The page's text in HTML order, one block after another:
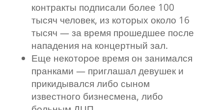
контракты подписали более 100
тысяч человек, из которых около 16
тысяч — за время прошедшее после
нападения на концертный зал.
Еще некоторое время он занимался
пранками — приглашал девушек и
прикидывался либо сыном
известного бизнесмена, либо